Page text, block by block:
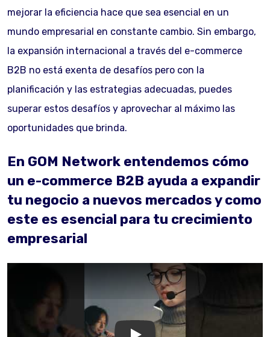
mejorar la eficiencia hace que sea esencial en un
mundo empresarial en constante cambio. Sin embargo,
la expansión internacional a través del e-commerce
B2B no está exenta de desafíos pero con la
planificación y las estrategias adecuadas, puedes
superar estos desafíos y aprovechar al máximo las
oportunidades que brinda.
En GOM Network entendemos cómo
un e-commerce B2B ayuda a expandir
tu negocio a nuevos mercados y como
este es esencial para tu crecimiento
empresarial